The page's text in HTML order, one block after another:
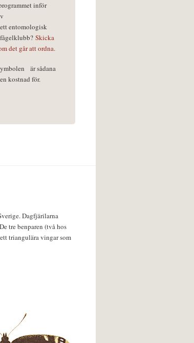
inför
entomologisk
Skicka
det går att ordna.
är sådana
kostnad för.
Dagfjärilarna
tre benparen (två hos
triangulära vingar som